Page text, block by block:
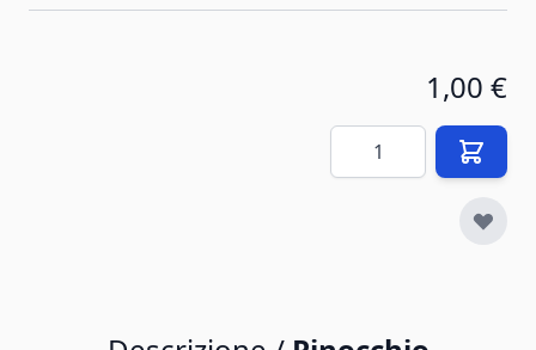
1,00 €
Quantità